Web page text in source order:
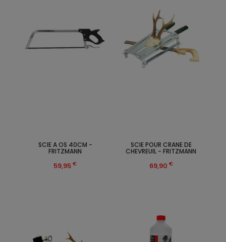
SCIE A OS 40CM -
FRITZMANN
59,95 €
SCIE POUR CRANE DE
CHEVREUIL - FRITZMANN
69,90 €